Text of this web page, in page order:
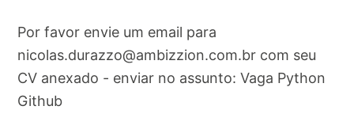
Por favor envie um email para
nicolas.durazzo@ambizzion.com.br com seu
CV anexado - enviar no assunto: Vaga Python
Github